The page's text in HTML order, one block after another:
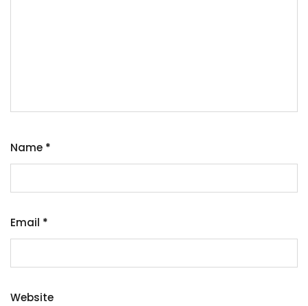
Name *
Email *
Website